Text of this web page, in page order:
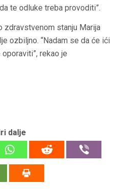
te odluke treba provoditi”.
stanju Marija
ozbiljno. “Nadam se da će ići
rekao je
dalje